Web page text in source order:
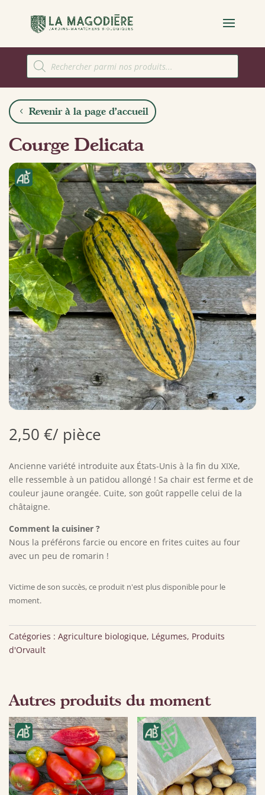
Recherche
de
produits
Revenir à la page d'accueil
Courge Delicata
2,50 €/ pièce
Ancienne variété introduite aux États-Unis à la fin du XIXe,
elle ressemble à un patidou allongé ! Sa chair est ferme et de
couleur jaune orangée. Cuite, son goût rappelle celui de la
châtaigne.
Comment la cuisiner ?
Nous la préférons farcie ou encore en frites cuites au four
avec un peu de romarin !
Victime de son succès, ce produit n'est plus disponible pour le
moment.
Catégories : Agriculture biologique, Légumes, Produits
d'Orvault
Autres produits du moment